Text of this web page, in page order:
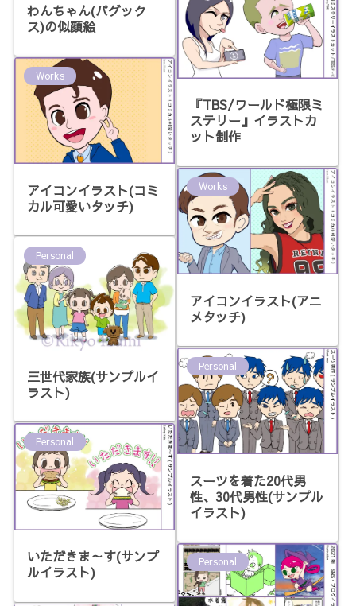
わんちゃん(パグック
ス)の似顔絵
『TBS/ワールド極限ミ
ステリー』イラストカ
ット制作
Works
アイコンイラスト(コミ
カル可愛いタッチ)
Works
アイコンイラスト(アニ
メタッチ)
Personal
三世代家族(サンプルイ
ラスト)
Personal
スーツを着た20代男
性、30代男性(サンプル
イラスト)
Personal
いただきま～す(サンプ
ルイラスト)
Personal